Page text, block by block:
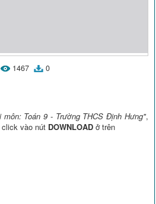
1467 0
môn: Toán 9 - Trường THCS Định Hưng",
vào nút DOWNLOAD ở trên